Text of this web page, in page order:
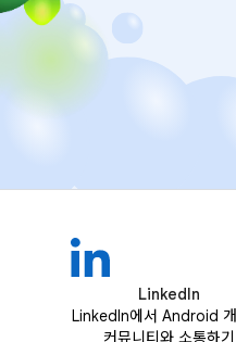
LinkedIn
LinkedIn에서 Android
커뮤니티와 소통하기